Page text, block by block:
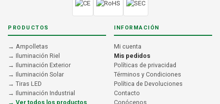
PRODUCTOS
→ Ampolletas
→ Iluminación Riel
→ Iluminación Exterior
→ Iluminación Solar
→ Tiras LED
→ Iluminación Industrial
→ Ver todos los productos
INFORMACIÓN
Mi cuenta
Mis pedidos
Políticas de privacidad
Términos y Condiciones
Política de Devoluciones
Contacto
Conócenos